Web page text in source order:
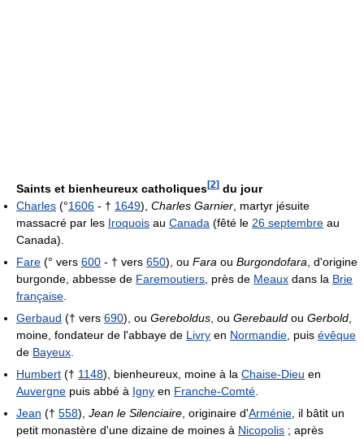
Saints et bienheureux catholiques[2] du jour
Charles (°1606 - † 1649), Charles Garnier , martyr jésuite
massacré par les Iroquois au Canada (fêté le 26 septembre au
Canada).
Fare (° vers 600 - † vers 650), ou Fara ou Burgondofara , d'origine
burgonde, abbesse de Faremoutiers , près de Meaux dans la Brie
française
Gerbaud († vers 690), ou Gereboldus , ou Gerebauld ou Gerbold
moine, fondateur de l'abbaye de Livry en Normandie , puis évêque
de Bayeux
Humbert († 1148), bienheureux, moine à la Chaise-Dieu en
Auvergne puis abbé à Igny en Franche-Comté
Jean († 558), Jean le Silenciaire , originaire d'Arménie , il bâtit un
petit monastère d'une dizaine de moines à Nicopolis ; après